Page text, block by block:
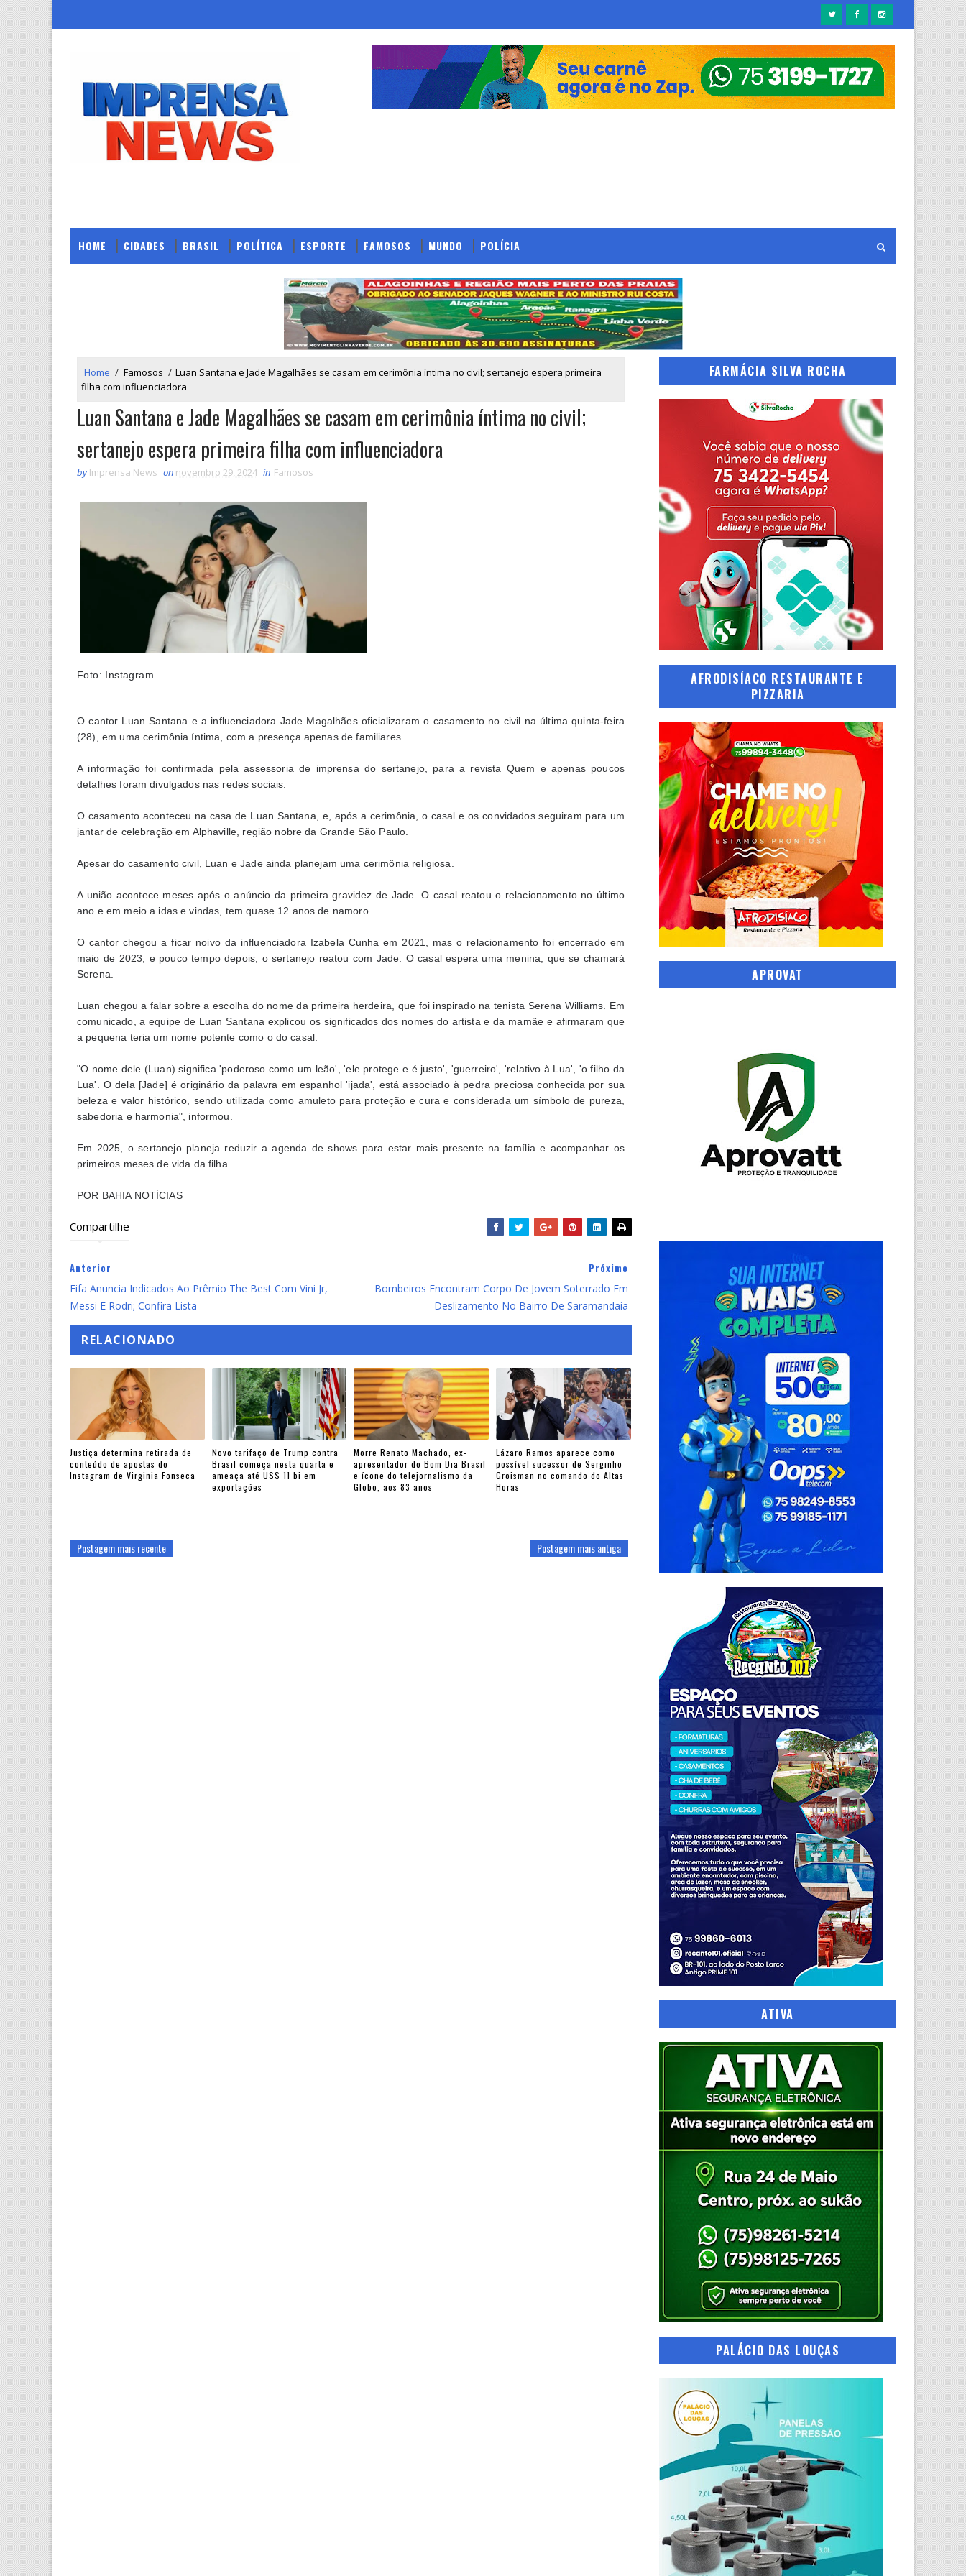
HOME CIDADES BRASIL POLÍTICA ESPORTE FAMOSOS MUNDO POLÍCIA
Home / Famosos / Luan Santana e Jade Magalhães se casam em cerimônia íntima no civil; sertanejo espera primeira
filha com influenciadora
Luan Santana e Jade Magalhães se casam em cerimônia íntima no civil;
sertanejo espera primeira filha com influenciadora
by Imprensa News on novembro 29, 2024 in Famosos
Foto: Instagram
O cantor Luan Santana e a influenciadora Jade Magalhães oficializaram o casamento no civil na última quinta-feira
(28), em uma cerimônia íntima, com a presença apenas de familiares.
A informação foi confirmada pela assessoria de imprensa do sertanejo, para a revista Quem e apenas poucos
detalhes foram divulgados nas redes sociais.
O casamento aconteceu na casa de Luan Santana, e, após a cerimônia, o casal e os convidados seguiram para um
jantar de celebração em Alphaville, região nobre da Grande São Paulo.
Apesar do casamento civil, Luan e Jade ainda planejam uma cerimônia religiosa.
A união acontece meses após o anúncio da primeira gravidez de Jade. O casal reatou o relacionamento no último
ano e em meio a idas e vindas, tem quase 12 anos de namoro.
O cantor chegou a ficar noivo da influenciadora Izabela Cunha em 2021, mas o relacionamento foi encerrado em
maio de 2023, e pouco tempo depois, o sertanejo reatou com Jade. O casal espera uma menina, que se chamará
Serena.
Luan chegou a falar sobre a escolha do nome da primeira herdeira, que foi inspirado na tenista Serena Williams. Em
comunicado, a equipe de Luan Santana explicou os significados dos nomes do artista e da mamãe e afirmaram que
a pequena teria um nome potente como o do casal.
"O nome dele (Luan) significa 'poderoso como um leão', 'ele protege e é justo', 'guerreiro', 'relativo à Lua', 'o filho da
Lua'. O dela [Jade] é originário da palavra em espanhol 'ijada', está associado à pedra preciosa conhecida por sua
beleza e valor histórico, sendo utilizada como amuleto para proteção e cura e considerada um símbolo de pureza,
sabedoria e harmonia", informou.
Em 2025, o sertanejo planeja reduzir a agenda de shows para estar mais presente na família e acompanhar os
primeiros meses de vida da filha.
POR BAHIA NOTÍCIAS
Compartilhe
Anterior
Fifa Anuncia Indicados Ao Prêmio The Best Com Vini Jr,
Messi E Rodri; Confira Lista
Próximo
Bombeiros Encontram Corpo De Jovem Soterrado Em
Deslizamento No Bairro De Saramandaia
RELACIONADO
Justiça determina retirada de
conteúdo de apostas do
Instagram de Virginia Fonseca
Novo tarifaço de Trump contra
Brasil começa nesta quarta e
ameaça até US$ 11 bi em
exportações
Morre Renato Machado, ex-
apresentador do Bom Dia Brasil
e ícone do telejornalismo da
Globo, aos 83 anos
Lázaro Ramos aparece como
possível sucessor de Serginho
Groisman no comando do Altas
Horas
Postagem mais recente Postagem mais antiga
FARMÁCIA SILVA ROCHA
AFRODISÍACO RESTAURANTE E
PIZZARIA
APROVAT
ATIVA
PALÁCIO DAS LOUÇAS